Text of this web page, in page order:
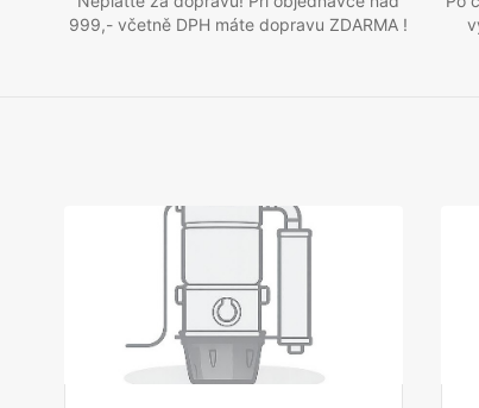
999,- včetně DPH máte dopravu ZDARMA !